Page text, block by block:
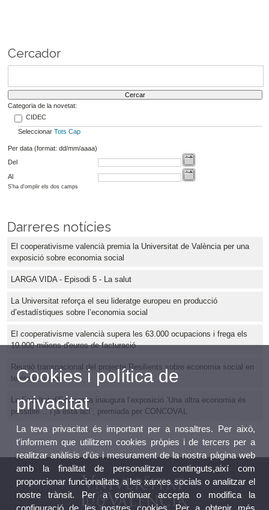
Cercador
Categoria de la novetat:
CIDEC
Seleccionar Tots Cap
Per data (format: dd/mm/aaaa)
Del
Al
S'ha d'omplir els dos camps
Darreres notícies
El cooperativisme valencià premia la Universitat de València per una
exposició sobre economia social
LARGA VIDA - Episodi 5 - La salut
La Universitat reforça el seu lideratge europeu en producció
d’estadístiques sobre l’economia social
El cooperativisme valencià supera les 63.000 ocupacions i frega els
10.000 milions d'euros de facturació
Reunió transnacional del projecte Resilients sobre economia social en
territoris rurals
La Facultat d’Economia inaugura l’exposició ‘Una altra economia és
possible… i ja està ací’, premiada per CONCOVAL
Cookies i política de
privacitat
La teva privacitat és important per a nosaltres. Per això,
t'informem que utilitzem cookies pròpies i de tercers per a
realitzar anàlisis d'ús i mesurament de la nostra pàgina web
amb la finalitat de personalitzar continguts,així com
proporcionar funcionalitats a les xarxes socials o analitzar el
nostre trànsit. Per a continuar accepta o modifica la
configuració de les nostres cookies. Per a obtenir més